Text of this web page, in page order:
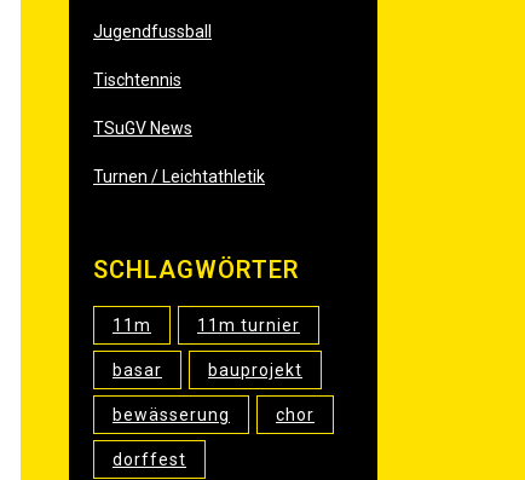
Jugendfussball
Tischtennis
TSuGV News
Turnen / Leichtathletik
SCHLAG­WÖR­TER
11m 11m turnier
basar bauprojekt
bewässerung chor
dorffest